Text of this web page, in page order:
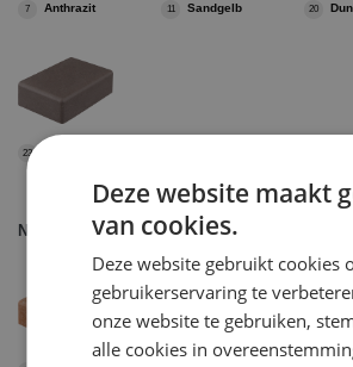
23
7 Anthrazit 20
11 Sandgelb
Natura
Deze website maakt
van cookies.
Deze website gebruikt cookies
gebruikerservaring te
onze website te gebruiken,
alle cookies in